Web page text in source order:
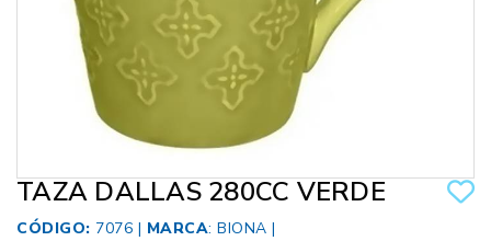
TAZA DALLAS 280CC VERDE
CÓDIGO: 7076 | MARCA: BIONA |